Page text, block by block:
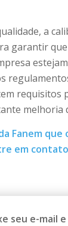
a
garantir
requisitos
melhoria
Fanem que
em
seu e-mail